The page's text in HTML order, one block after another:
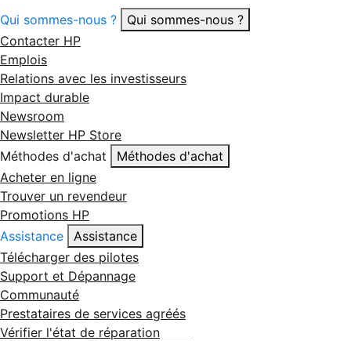
Qui sommes-nous ?
Qui sommes-nous ?
Contacter HP
Emplois
Relations avec les investisseurs
Impact durable
Newsroom
Newsletter HP Store
Méthodes d'achat
Méthodes d'achat
Acheter en ligne
Trouver un revendeur
Promotions HP
Assistance
Assistance
Télécharger des pilotes
Support et Dépannage
Communauté
Prestataires de services agréés
Vérifier l'état de réparation